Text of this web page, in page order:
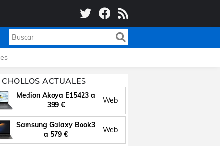
CHOLLOS ACTUALES
Medion Akoya E15423 a
399 €
Web
Samsung Galaxy Book3
a 579 €
Web